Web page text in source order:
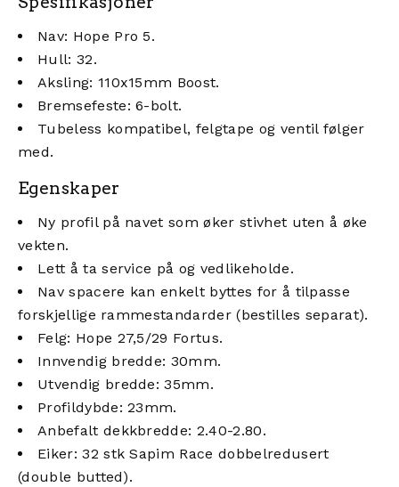
Nav: Hope Pro 5.
Hull: 32.
Aksling: 110x15mm Boost.
Bremsefeste: 6-bolt.
Tubeless kompatibel, felgtape og ventil følger
med.
Egenskaper
Ny profil på navet som øker stivhet uten å øke
vekten.
Lett å ta service på og vedlikeholde.
Nav spacere kan enkelt byttes for å tilpasse
forskjellige rammestandarder (bestilles separat).
Felg: Hope 27,5/29 Fortus.
Innvendig bredde: 30mm.
Utvendig bredde: 35mm.
Profildybde: 23mm.
Anbefalt dekkbredde: 2.40-2.80.
Eiker: 32 stk Sapim Race dobbelredusert
(double butted).